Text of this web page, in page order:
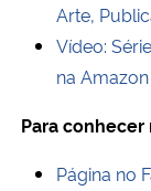
Arte,
Vídeo:
na
Para conhecer
Página no